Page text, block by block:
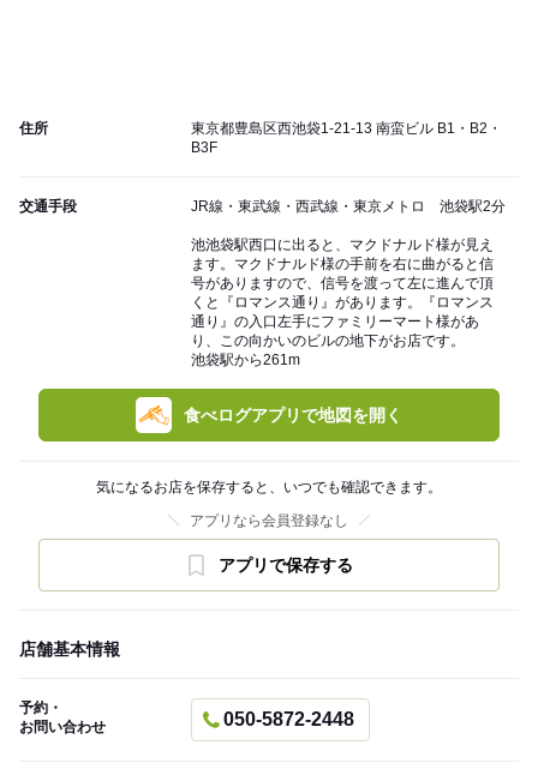
住所
東京都豊島区西池袋1-21-13 南蛮ビル B1・B2・
B3F
交通手段 JR線・東武線・西武線・東京メトロ 池袋駅2分
池池袋駅西口に出ると、マクドナルド様が見え
ます。マクドナルド様の手前を右に曲がると信
号がありますので、信号を渡って左に進んで頂
くと『ロマンス通り』があります。『ロマンス
通り』の入口左手にファミリーマート様があ
り、この向かいのビルの地下がお店です。
池袋駅から261m
食べログアプリで地図を開く
気になるお店を保存すると、いつでも確認できます。
アプリなら会員登録なし
アプリで保存する
店舗基本情報
予約・
お問い合わせ
050-5872-2448